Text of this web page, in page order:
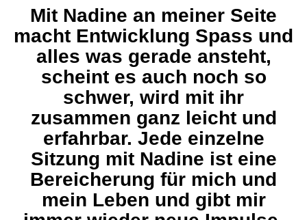
Mit Nadine an meiner Seite
macht Entwicklung Spass und
alles was gerade ansteht,
scheint es auch noch so
schwer, wird mit ihr
zusammen ganz leicht und
erfahrbar. Jede einzelne
Sitzung mit Nadine ist eine
Bereicherung für mich und
mein Leben und gibt mir